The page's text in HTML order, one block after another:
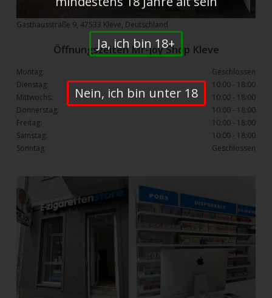
Gasthausstraße 9, 47533 Kleve, Deutschland
Öffnungszeiten Mr-joy Shop Kleve
Montag:
Geschlossen
Dienstag:
10:00 - 18:00
Mittwochs:
10:00 - 18:00
Donnerstag:
10:00 - 18:00
Freitag:
10:00 - 18:00
Samstag:
10:00 - 18:00
Sonntag:
Geschlossen
Ja, ich bin 18+
Nein, ich bin unter 18